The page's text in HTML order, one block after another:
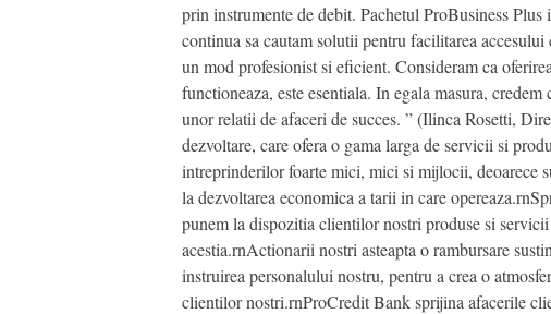
prin instrumente de debit. Pachetul ProBusiness
continua sa cautam solutii pentru facilitarea
un mod profesionist si eficient. Consideram ca
functioneaza, este esentiala. In egala masura,
unor relatii de afaceri de succes. ” (Ilinca Rosetti,
dezvoltare, care ofera o gama larga de servicii si
intreprinderilor foarte mici, mici si mijlocii, deoarece
la dezvoltarea economica a tarii in care
punem la dispozitia clientilor nostri produse si
acestia.rnActionarii nostri asteapta o rambursare
instruirea personalului nostru, pentru a crea o
clientilor nostri.rnProCredit Bank sprijina afacerile